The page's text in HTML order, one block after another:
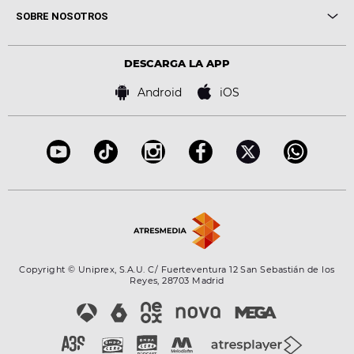
Locutores Europa FM
Cine y Televisión
Virales
SOBRE NOSOTROS
Bases de concursos
DESCARGA LA APP
Android iOS
Copyright © Uniprex, S.A.U. C/ Fuerteventura 12 San Sebastián de los
Reyes, 28703 Madrid